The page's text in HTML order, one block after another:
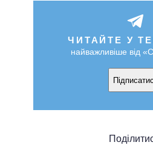
ЧИТАЙТЕ У
найважливіше від